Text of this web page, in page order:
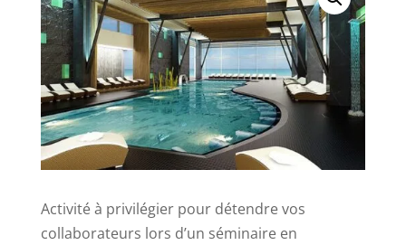
Activité à privilégier pour détendre vos
collaborateurs lors d’un séminaire en